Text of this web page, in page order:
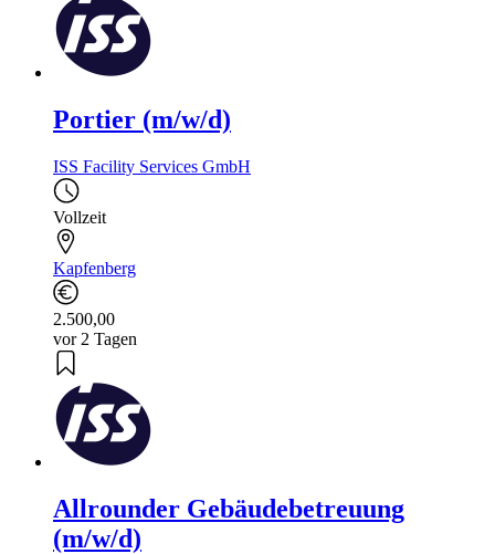
Portier (m/w/d)
ISS Facility Services GmbH
Vollzeit
Kapfenberg
2.500,00
vor 2 Tagen
Allrounder Gebäudebetreuung
(m/w/d)